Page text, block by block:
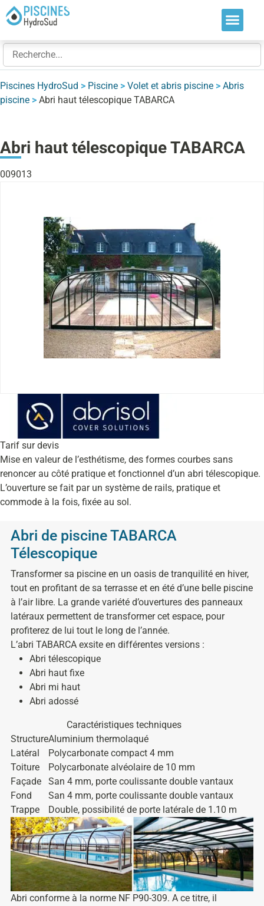
Piscines HydroSud > Piscine > Volet et abris piscine > Abris
piscine > Abri haut télescopique TABARCA
Abri haut télescopique TABARCA
009013
Tarif sur devis
Mise en valeur de l’esthétisme, des formes courbes sans
renoncer au côté pratique et fonctionnel d’un abri télescopique.
L’ouverture se fait par un système de rails, pratique et
commode à la fois, fixée au sol.
Abri de piscine TABARCA
Télescopique
Transformer sa piscine en un oasis de tranquilité en hiver,
tout en profitant de sa terrasse et en été d’une belle piscine
à l’air libre. La grande variété d’ouvertures des panneaux
latéraux permettent de transformer cet espace, pour
profiterez de lui tout le long de l’année.
L’abri TABARCA exsite en différentes versions :
Abri télescopique
Abri haut fixe
Abri mi haut
Abri adossé
Caractéristiques techniques
StructureAluminium thermolaqué
Latéral
Polycarbonate compact 4 mm
Toiture
Polycarbonate alvéolaire de 10 mm
Façade
San 4 mm, porte coulissante double vantaux
Fond
San 4 mm, porte coulissante double vantaux
Trappe
Double, possibilité de porte latérale de 1.10 m
Abri conforme à la norme NF P90-309. A ce titre, il